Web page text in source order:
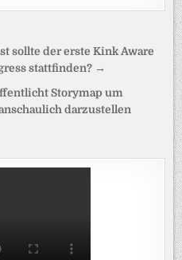
sollte der erste Kink Aware
stattfinden? →
Storymap um
darzustellen